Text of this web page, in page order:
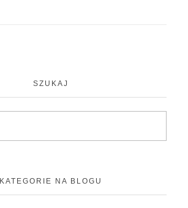
SZUKAJ
KATEGORIE NA BLOGU